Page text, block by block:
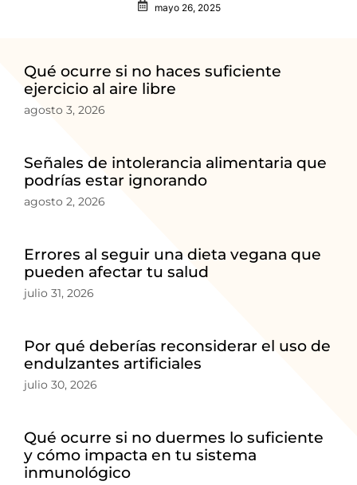
mayo 26, 2025
Qué ocurre si no haces suficiente
ejercicio al aire libre
agosto 3, 2026
Señales de intolerancia alimentaria que
podrías estar ignorando
agosto 2, 2026
Errores al seguir una dieta vegana que
pueden afectar tu salud
julio 31, 2026
Por qué deberías reconsiderar el uso de
endulzantes artificiales
julio 30, 2026
Qué ocurre si no duermes lo suficiente
y cómo impacta en tu sistema
inmunológico